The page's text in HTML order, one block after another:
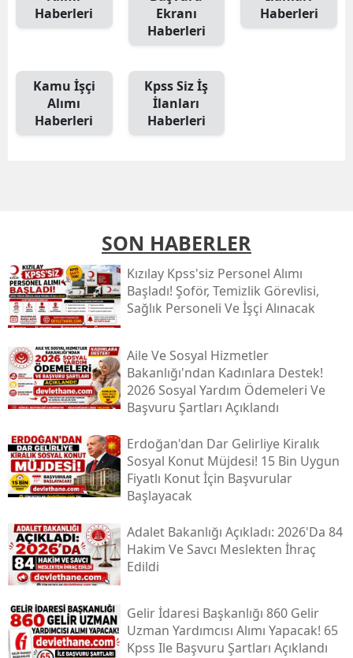
Haberleri
Ekranı
Haberleri
Haberleri
Kamu İşçi
Alımı
Haberleri
Kpss Siz İş
İlanları
Haberleri
SON HABERLER
Kızılay Kpss'siz Personel Alımı
Başladı! Şoför, Temizlik Görevlisi,
Sağlık Personeli Ve İşçi Alınacak
Aile Ve Sosyal Hizmetler
Bakanlığı'ndan Kadınlara Destek!
2026 Sosyal Yardım Ödemeleri Ve
Başvuru Şartları Açıklandı
Erdoğan'dan Dar Gelirliye Kiralık
Sosyal Konut Müjdesi! 15 Bin Uygun
Fiyatlı Konut İçin Başvurular
Başlayacak
Adalet Bakanlığı Açıkladı: 2026'da 84
Hakim Ve Savcı Meslekten İhraç
Edildi
Gelir İdaresi Başkanlığı 860 Gelir
Uzman Yardımcısı Alımı Yapacak! 65
Kpss Ile Başvuru Şartları Açıklandı